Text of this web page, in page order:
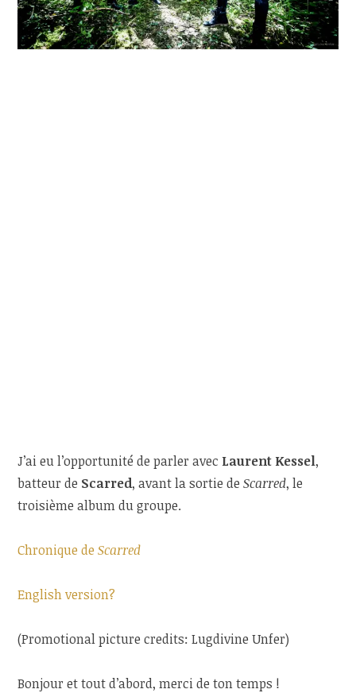
J’ai eu l’opportunité de parler avec Laurent Kessel,
batteur de Scarred, avant la sortie deScarred, le
troisième album du groupe.
Chronique deScarred
English version?
(Promotional picture credits: Lugdivine Unfer)
Bonjour et tout d’abord, merci de ton temps !